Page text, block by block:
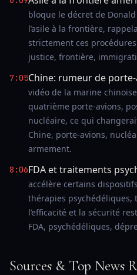
bloque le décret de
l’asile à la frontière,
strictement ces
justice, frontière,
7:05Chine: rumeur de
vidéo de la marine
quatrième porte-avions,
nucléaire, ce qui
Chine, porte-avions,
armement.
8:06FDA et traitements
accélère certains
thérapies
l’efficacité et la sécurité
FDA, psychédéliques,
Sources & Top News